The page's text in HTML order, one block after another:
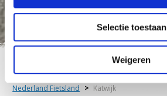
Selectie toestaan
Weigeren
Nederland Fietsland > Katwijk